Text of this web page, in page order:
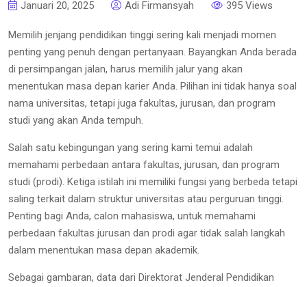
Januari 20, 2025 Adi Firmansyah 395 Views
Memilih jenjang pendidikan tinggi sering kali menjadi momen
penting yang penuh dengan pertanyaan. Bayangkan Anda berada
di persimpangan jalan, harus memilih jalur yang akan
menentukan masa depan karier Anda. Pilihan ini tidak hanya soal
nama universitas, tetapi juga fakultas, jurusan, dan program
studi yang akan Anda tempuh.
Salah satu kebingungan yang sering kami temui adalah
memahami perbedaan antara fakultas, jurusan, dan program
studi (prodi). Ketiga istilah ini memiliki fungsi yang berbeda tetapi
saling terkait dalam struktur universitas atau perguruan tinggi.
Penting bagi Anda, calon mahasiswa, untuk memahami
perbedaan fakultas jurusan dan prodi agar tidak salah langkah
dalam menentukan masa depan akademik.
Sebagai gambaran, data dari Direktorat Jenderal Pendidikan